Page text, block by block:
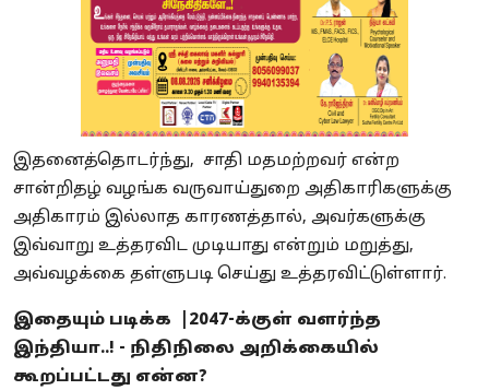
இதனைத்தொடர்ந்து, சாதி மதமற்றவர் என்ற
சான்றிதழ் வழங்க வருவாய்துறை அதிகாரிகளுக்கு
அதிகாரம் இல்லாத காரணத்தால், அவர்களுக்கு
இவ்வாறு உத்தரவிட முடியாது என்றும் மறுத்து,
அவ்வழக்கை தள்ளுபடி செய்து உத்தரவிட்டுள்ளார்.
இதையும் படிக்க | 2047-க்குள் வளர்ந்த
இந்தியா..! - நிதிநிலை அறிக்கையில்
கூறப்பட்டது என்ன?